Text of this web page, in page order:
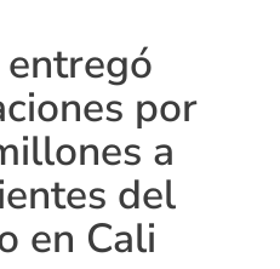
por
a
del
en Cali